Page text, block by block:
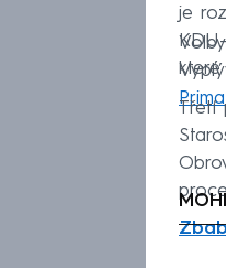
je
které
Třetí